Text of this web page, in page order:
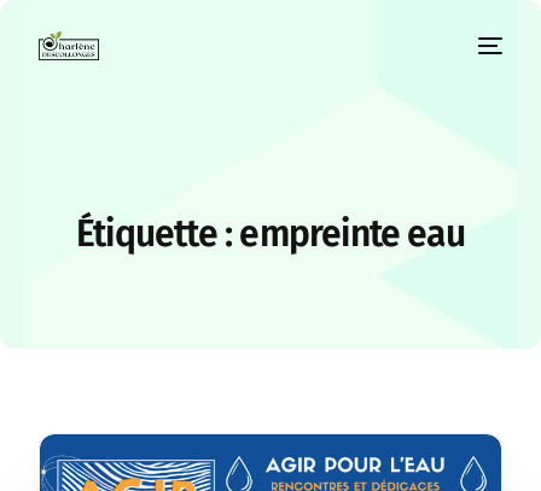
Étiquette :empreinte eau